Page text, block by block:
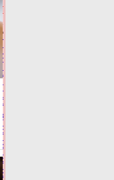
ПРОИСШЕСТВИЯ
Правительство
РФ
разрешило
продажу
бензина
классов
Евро
2,
Евро
3,